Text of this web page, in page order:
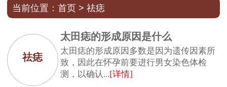
当前位置： 首页 > 祛痣
祛痣
太田痣的形成原因是什么
太田痣的形成原因多数是因为遗传因素所
致，因此在怀孕前要进行男女染色体检
测，以确认...[详情]